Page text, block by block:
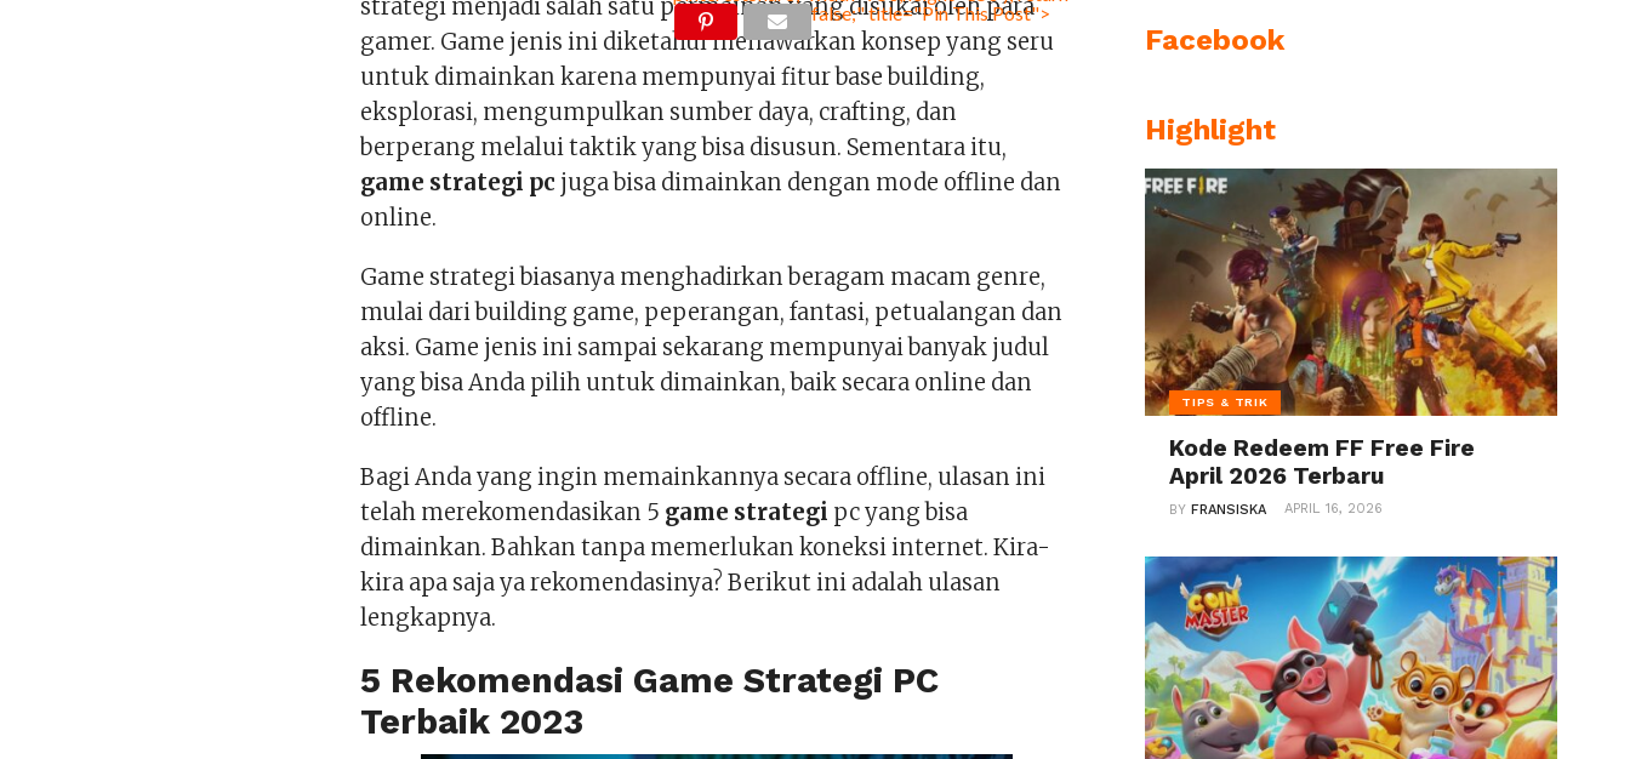
false;" title="Pin This Post">
strategi menjadi salah satu permainan yang disukai oleh para
gamer. Game jenis ini diketahui menawarkan konsep yang seru
untuk dimainkan karena mempunyai fitur base building,
eksplorasi, mengumpulkan sumber daya, crafting, dan
berperang melalui taktik yang bisa disusun. Sementara itu,
game strategi pc juga bisa dimainkan dengan mode offline dan
online.
Game strategi biasanya menghadirkan beragam macam genre,
mulai dari building game, peperangan, fantasi, petualangan dan
aksi. Game jenis ini sampai sekarang mempunyai banyak judul
yang bisa Anda pilih untuk dimainkan, baik secara online dan
offline.
Bagi Anda yang ingin memainkannya secara offline, ulasan ini
telah merekomendasikan 5 game strategi pc yang bisa
dimainkan. Bahkan tanpa memerlukan koneksi internet. Kira-
kira apa saja ya rekomendasinya? Berikut ini adalah ulasan
lengkapnya.
5 Rekomendasi Game Strategi PC
Terbaik 2023
Facebook
Highlight
TIPS & TRIK
Kode Redeem FF Free Fire
April 2026 Terbaru
BYFRANSISKA APRIL 16, 2026